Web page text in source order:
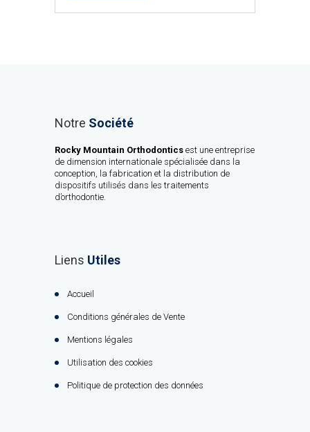
Notre Société
Rocky Mountain Orthodontics est une entreprise
de dimension internationale spécialisée dans la
conception, la fabrication et la distribution de
dispositifs utilisés dans les traitements
d’orthodontie.
Liens Utiles
Accueil
Conditions générales de Vente
Mentions légales
Utilisation des cookies
Politique de protection des données